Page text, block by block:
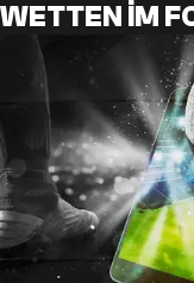
WETTEN IM